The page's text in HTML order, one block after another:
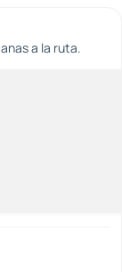
a la ruta.